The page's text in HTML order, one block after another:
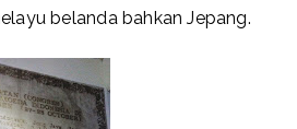
belanda bahkan Jepang.